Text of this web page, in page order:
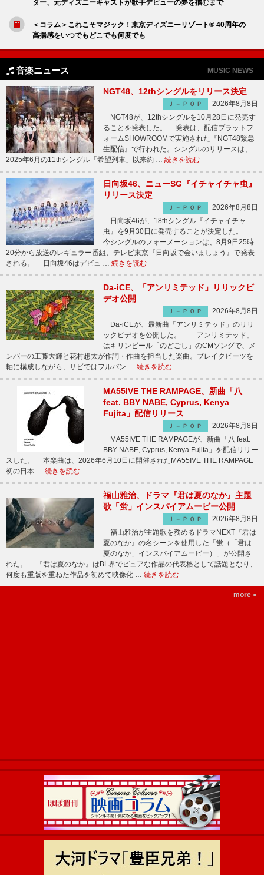
ター、元ディズニーキャストが歌手デビューの夢を掴むまで
＜コラム＞これこそマジック！東京ディズニーリゾート® 40周年の
高揚感をいつでもどこでも何度でも
音楽ニュース MUSIC NEWS
NGT48、12thシングルをリリース決定
Ｊ－ＰＯＰ
2026年8月8日
NGT48が、12thシングルを10月28日に発売す
ることを発表した。 発表は、配信プラットフ
ォームSHOWROOMで実施された『NGT48緊急
生配信』で行われた。シングルのリリースは、
2025年6月の11thシングル「希望列車」以来約 … 続きを読む
日向坂46、ニューSG『イチャイチャ虫』
リリース決定
Ｊ－ＰＯＰ
2026年8月8日
日向坂46が、18thシングル『イチャイチャ
虫』を9月30日に発売することが決定した。
今シングルのフォーメーションは、8月9日25時
20分から放送のレギュラー番組、テレビ東京『日向坂で会いましょう』で発表
される。 日向坂46はデビュ … 続きを読む
Da-iCE、「アンリミテッド」リリックビ
デオ公開
Ｊ－ＰＯＰ
2026年8月8日
Da-iCEが、最新曲「アンリミテッド」のリリ
ックビデオを公開した。 「アンリミテッド」
はキリンビール「のどごし」のCMソングで、メ
ンバーの工藤大輝と花村想太が作詞・作曲を担当した楽曲。ブレイクビーツを
軸に構成しながら、サビではフルバン … 続きを読む
MA55IVE THE RAMPAGE、新曲「八
feat. BBY NABE, Cyprus, Kenya
Fujita」配信リリース
Ｊ－ＰＯＰ
2026年8月8日
MA55IVE THE RAMPAGEが、新曲「八 feat.
BBY NABE, Cyprus, Kenya Fujita」を配信リリー
スした。 本楽曲は、2026年6月10日に開催されたMA55IVE THE RAMPAGE
初の日本 … 続きを読む
福山雅治、ドラマ『君は夏のなか』主題
歌「蛍」インスパイアムービー公開
Ｊ－ＰＯＰ
2026年8月8日
福山雅治が主題歌を務めるドラマNEXT『君は
夏のなか』の名シーンを使用した「蛍（「君は
夏のなか」インスパイアムービー）」が公開さ
れた。 『君は夏のなか』はBL界でピュアな作品の代表格として話題となり、
何度も重版を重ねた作品を初めて映像化 … 続きを読む
more »